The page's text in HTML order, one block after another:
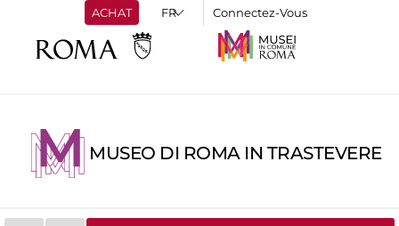
ACHAT Connectez-Vous
MUSEO DI ROMA IN TRASTEVERE